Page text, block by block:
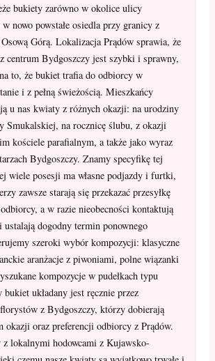
bukiety zarówno w okolice ulicy
nowo powstałe osiedla przy granicy z
Górą. Lokalizacja Prądów sprawia, że
centrum Bydgoszczy jest szybki i sprawny,
to, że bukiet trafia do odbiorcy w
i z pełną świeżością. Mieszkańcy
u nas kwiaty z różnych okazji: na urodziny
Smukalskiej, na rocznicę ślubu, z okazji
kościele parafialnym, a także jako wyraz
Bydgoszczy. Znamy specyfikę tej
wiele posesji ma własne podjazdy i furtki,
zawsze starają się przekazać przesyłkę
a w razie nieobecności kontaktują
ustalają dogodny termin ponownego
szeroki wybór kompozycji: klasyczne
aranżacje z piwoniami, polne wiązanki
kompozycje w pudełkach typu
układany jest ręcznie przez
z Bydgoszczy, którzy dobierają
okazji oraz preferencji odbiorcy z Prądów.
z lokalnymi hodowcami z Kujawsko-